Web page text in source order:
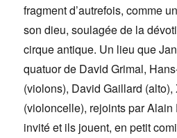
fragment d’autrefois, comme
son dieu, soulagée de la
cirque antique. Un lieu que
quatuor de David Grimal,
(violons), David Gaillard
(violoncelle), rejoints par Alain
invité et ils jouent, en petit